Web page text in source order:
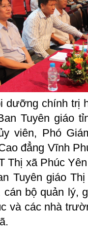
dưỡng chính trị
Tuyên giáo
viên, Phó
đẳng Vĩnh
Thị xã Phúc
Tuyên giáo
bộ quản lý,
và các nhà